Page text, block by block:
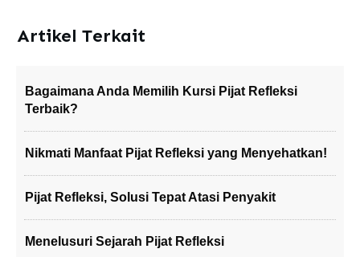
Artikel Terkait
Bagaimana Anda Memilih Kursi Pijat Refleksi
Terbaik?
Nikmati Manfaat Pijat Refleksi yang Menyehatkan!
Pijat Refleksi, Solusi Tepat Atasi Penyakit
Menelusuri Sejarah Pijat Refleksi